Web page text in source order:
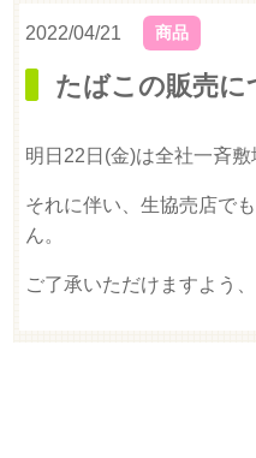
2022/04/21 商品
たばこの販売に
明日22日(金)は全社一斉敷
それに伴い、生協売店で
ん。
ご了承いただけますよう